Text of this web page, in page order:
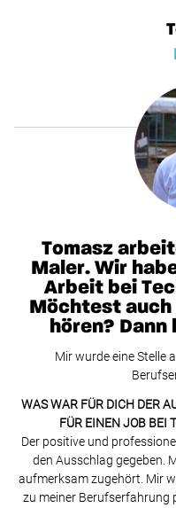
Tomasz
Maler. Wir
Arbeit bei
Möchtest auch
hören?
Mir wurde eine Stelle
WAS WAR FÜR DICH DER
FÜR EINEN JOB BEI
Der positive und
den Ausschlag gegeben.
aufmerksam zugehört. Mir
zu meiner Berufserfahrung